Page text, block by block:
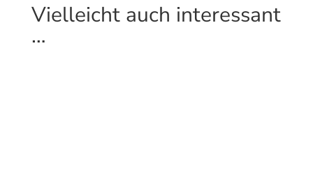
Vielleicht auch interessant
…